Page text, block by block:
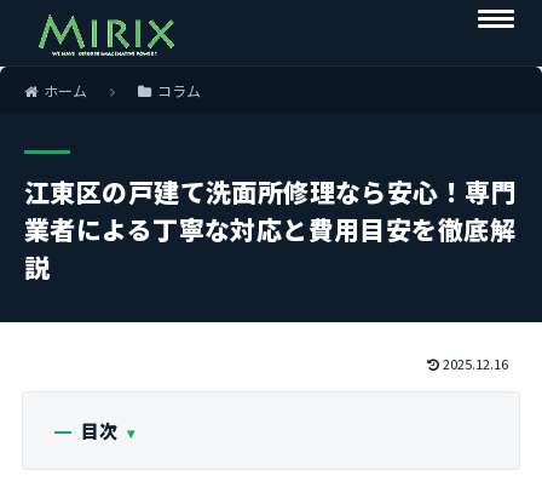
ホーム コラム
江東区の戸建て洗面所修理なら安心！専門
業者による丁寧な対応と費用目安を徹底解
説
2025.12.16
目次